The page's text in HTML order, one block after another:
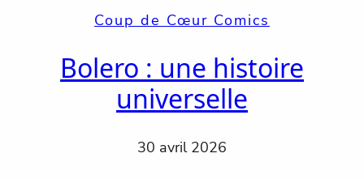
Coup de Cœur Comics
Bolero : une histoire
universelle
30 avril 2026